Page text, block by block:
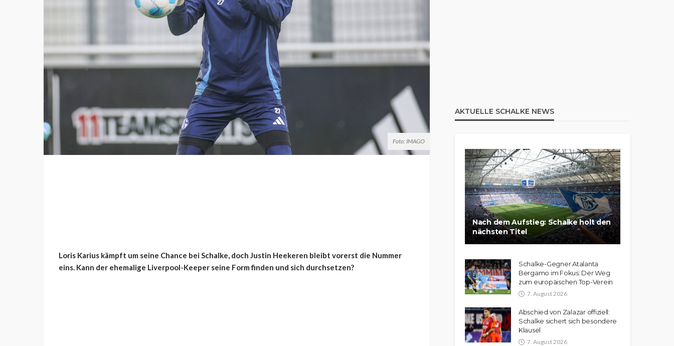
Foto: IMAGO
Loris Karius kämpft um seine Chance bei Schalke, doch Justin Heekeren bleibt vorerst die Nummer
eins. Kann der ehemalige Liverpool-Keeper seine Form finden und sich durchsetzen?
AKTUELLE SCHALKE NEWS
Nach dem Aufstieg: Schalke holt den
nächsten Titel
Schalke-Gegner Atalanta
Bergamo im Fokus: Der Weg
zum europäischen Top-Verein
7. August 2026
Abschied von Zalazar offiziell:
Schalke sichert sich besondere
Klausel
7. August 2026